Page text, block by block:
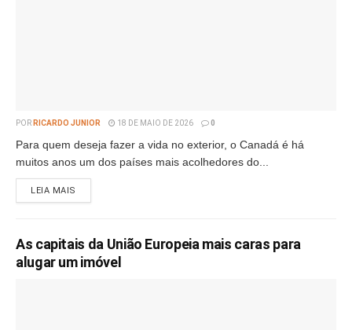
POR RICARDO JUNIOR 18 DE MAIO DE 2026 0
Para quem deseja fazer a vida no exterior, o Canadá é há
muitos anos um dos países mais acolhedores do...
LEIA MAIS
As capitais da União Europeia mais caras para
alugar um imóvel